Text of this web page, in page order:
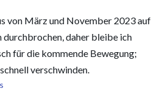
von März und November 2023 auf
durchbrochen, daher bleibe ich
für die kommende Bewegung;
verschwinden.